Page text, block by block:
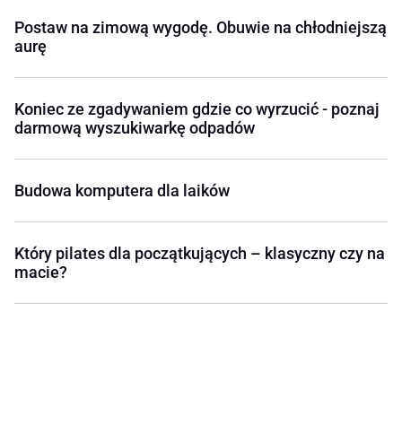
Postaw na zimową wygodę. Obuwie na chłodniejszą
aurę
Koniec ze zgadywaniem gdzie co wyrzucić - poznaj
darmową wyszukiwarkę odpadów
Budowa komputera dla laików
Który pilates dla początkujących – klasyczny czy na
macie?